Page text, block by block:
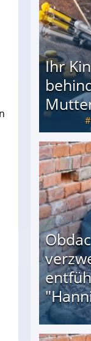
Ihr
Suff-Mutter